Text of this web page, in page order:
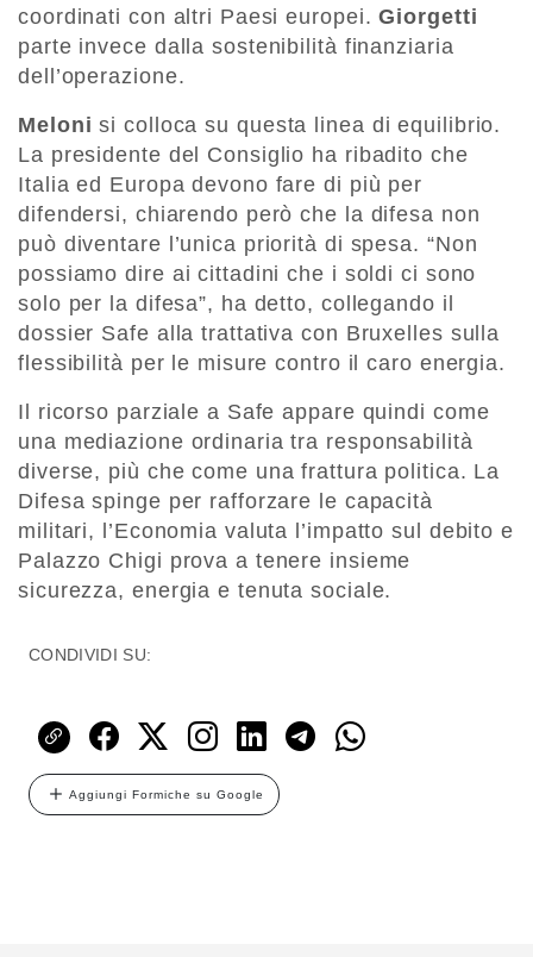
coordinati con altri Paesi europei.Giorgetti
parte invece dalla sostenibilità finanziaria
dell’operazione.
Meloni si colloca su questa linea di equilibrio.
La presidente del Consiglio ha ribadito che
Italia ed Europa devono fare di più per
difendersi, chiarendo però che la difesa non
può diventare l’unica priorità di spesa. “Non
possiamo dire ai cittadini che i soldi ci sono
solo per la difesa”, ha detto, collegando il
dossier Safe alla trattativa con Bruxelles sulla
flessibilità per le misure contro il caro energia.
Il ricorso parziale a Safe appare quindi come
una mediazione ordinaria tra responsabilità
diverse, più che come una frattura politica. La
Difesa spinge per rafforzare le capacità
militari, l’Economia valuta l’impatto sul debito e
Palazzo Chigi prova a tenere insieme
sicurezza, energia e tenuta sociale.
CONDIVIDI SU:
Aggiungi Formiche su Google